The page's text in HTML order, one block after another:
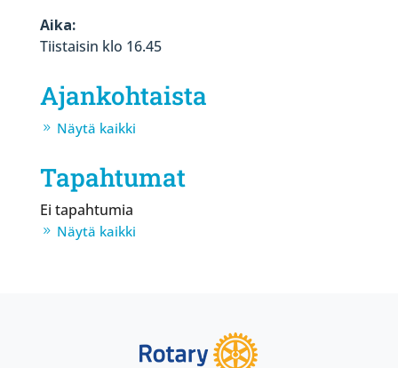
Aika:
Tiistaisin klo 16.45
Ajankohtaista
Näytä kaikki
Tapahtumat
Ei tapahtumia
Näytä kaikki